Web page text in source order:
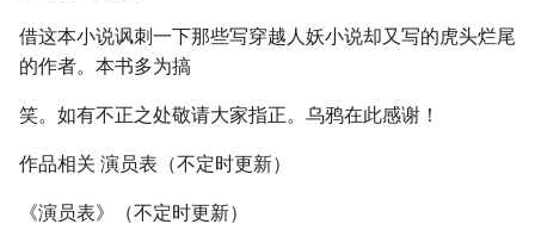
借这本小说讽刺一下那些写穿越人妖小说却又写的虎头烂尾
的作者。本书多为搞
笑。如有不正之处敬请大家指正。乌鸦在此感谢！
作品相关 演员表（不定时更新）
《演员表》（不定时更新）